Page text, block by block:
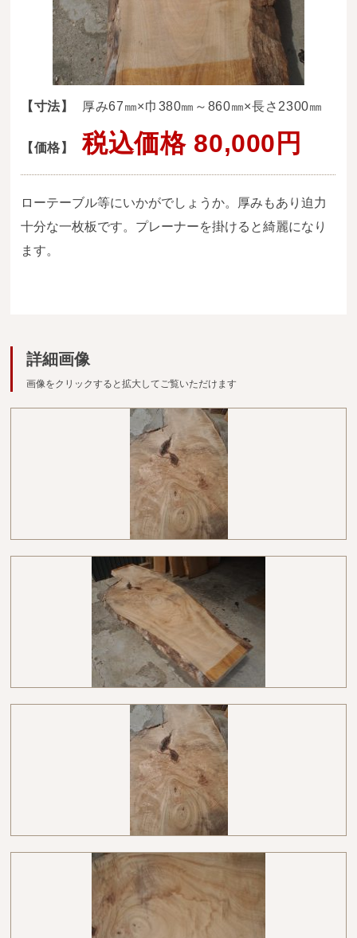
商品検索
Attention
before ordering
一枚板を直販できる店
オイル塗装の
メンテナンスについて
オーダー加工について
当店の考え方
【寸法】 厚み67㎜×巾380㎜～860㎜×長さ2300㎜
【価格】 税込価格 80,000円
ローテーブル等にいかがでしょうか。厚みもあり迫力
十分な一枚板です。プレーナーを掛けると綺麗になり
ます。
詳細画像
画像をクリックすると拡大してご覧いただけます